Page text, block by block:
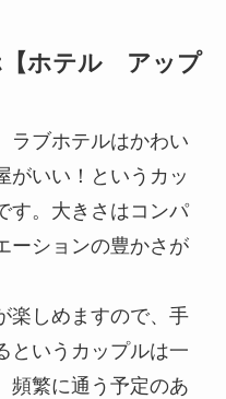
【ホテル アップ
ラブホテルはかわい
がいい！というカッ
す。大きさはコンパ
ーションの豊かさが
楽しめますので、手
というカップルは一
頻繁に通う予定のあ